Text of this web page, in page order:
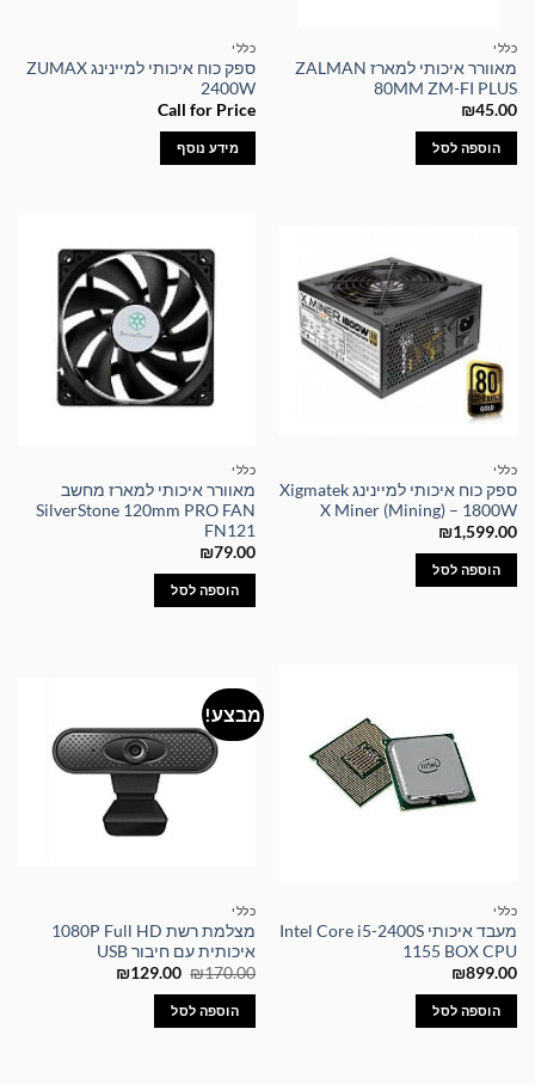
כללי
מאוורר איכותי למארז ZALMAN
80MM ZM-FI PLUS
₪45.00
הוספה לסל
כללי
ספק כוח איכותי למיינינג ZUMAX
2400W
Call for Price
מידע נוסף
כללי
ספק כוח איכותי למיינינג Xigmatek
X Miner (Mining) – 1800W
₪1,599.00
הוספה לסל
כללי
מאוורר איכותי למארז מחשב
SilverStone 120mm PRO FAN
FN121
₪79.00
הוספה לסל
כללי
מעבד איכותי Intel Core i5-2400S
1155 BOX CPU
₪899.00
הוספה לסל
מבצע!
כללי
מצלמת רשת 1080P Full HD
איכותית עם חיבור USB
₪170.00
המחיר
היה:
₪170.00.
₪129.00
המחיר
הוספה לסל